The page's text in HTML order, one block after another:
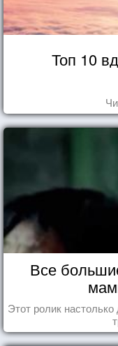
Топ 10
Все
Этот ролик